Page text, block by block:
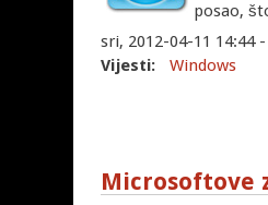
posao,
sri, 2012-04-11 14:44
Vijesti:
Windows
Microsoftove